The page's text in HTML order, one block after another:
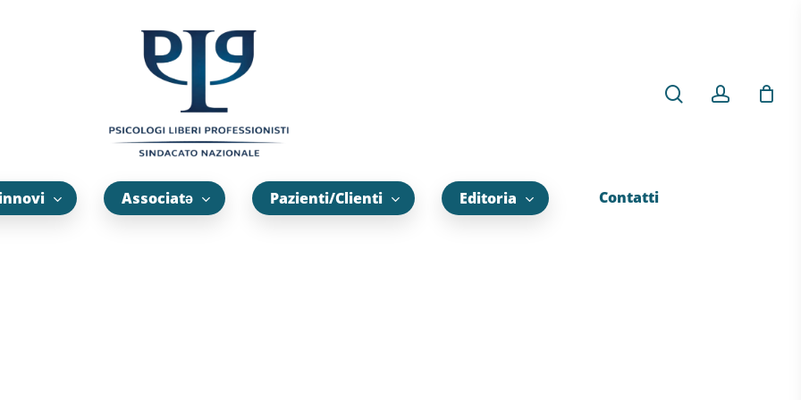
Associatə Pazienti/Clienti Editoria Contatti